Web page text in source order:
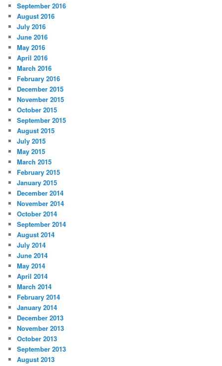
September 2016
August 2016
July 2016
June 2016
May 2016
April 2016
March 2016
February 2016
December 2015
November 2015
October 2015
September 2015
August 2015
July 2015
May 2015
March 2015
February 2015
January 2015
December 2014
November 2014
October 2014
September 2014
August 2014
July 2014
June 2014
May 2014
April 2014
March 2014
February 2014
January 2014
December 2013
November 2013
October 2013
September 2013
August 2013